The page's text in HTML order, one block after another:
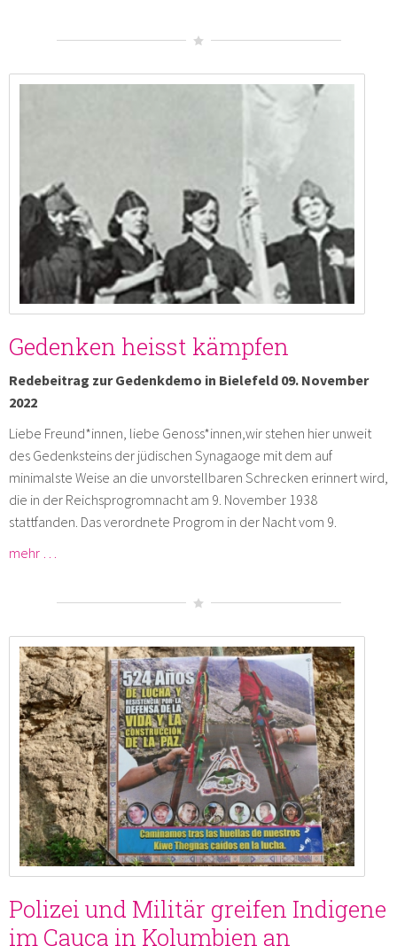
Gedenken heisst kämpfen
Redebeitrag zur Gedenkdemo in Bielefeld 09. November
2022
Liebe Freund*innen, liebe Genoss*innen,wir stehen hier unweit
des Gedenksteins der jüdischen Synagaoge mit dem auf
minimalste Weise an die unvorstellbaren Schrecken erinnert wird,
die in der Reichsprogromnacht am 9. November 1938
stattfanden. Das verordnete Progrom in der Nacht vom 9.
mehr …
Polizei und Militär greifen Indigene
im Cauca in Kolumbien an